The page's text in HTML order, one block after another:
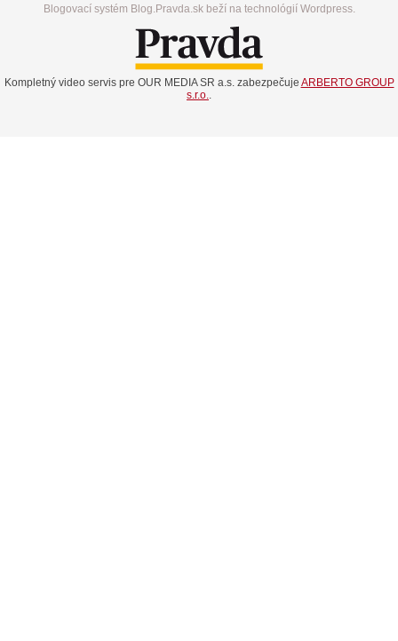
Blogovací systém Blog.Pravda.sk beží na technológií Wordpress.
Kompletný video servis pre OUR MEDIA SR a.s. zabezpečuje ARBERTO GROUP
s.r.o..